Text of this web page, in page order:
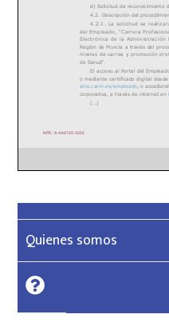
Quienes somos